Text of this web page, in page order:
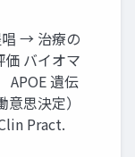
→ 治療の
バイオマ
APOE 遺伝
思決定）
Pract.